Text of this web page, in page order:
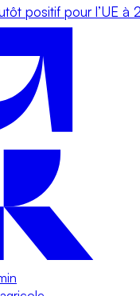
positif pour l’UE à